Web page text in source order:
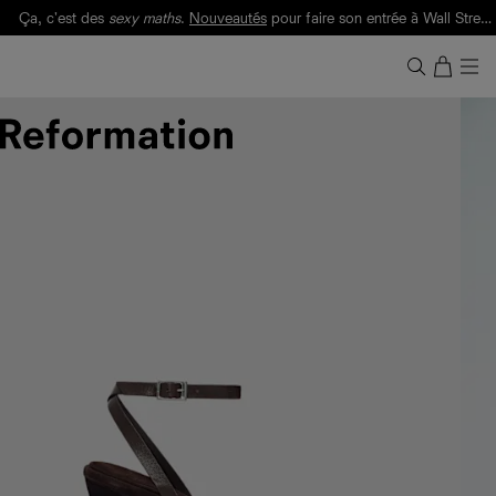
Ça, c'est des sexy maths. Nouveautés pour faire son entrée à Wall Street.